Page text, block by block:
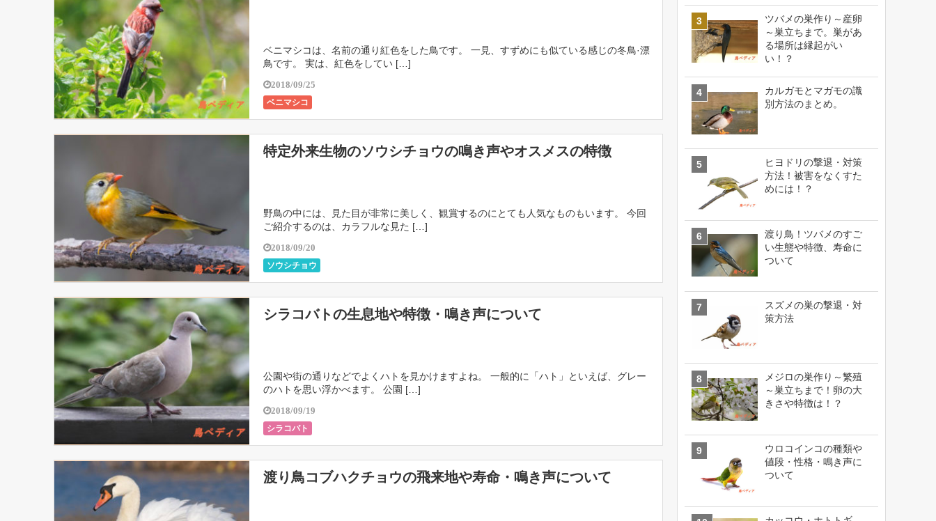
ベニマシコは、名前の通り紅色をした鳥です。 一見、すずめにも似ている感じの冬鳥·漂
鳥です。 実は、紅色をしてい […]
2018/09/25
ベニマシコ
特定外来生物のソウシチョウの鳴き声やオスメスの特徴
野鳥の中には、見た目が非常に美しく、観賞するのにとても人気なものもいます。 今回
ご紹介するのは、カラフルな見た […]
2018/09/20
ソウシチョウ
シラコバトの生息地や特徴・鳴き声について
公園や街の通りなどでよくハトを見かけますよね。 一般的に「ハト」といえば、グレー
のハトを思い浮かべます。 公園 […]
2018/09/19
シラコバト
渡り鳥コブハクチョウの飛来地や寿命・鳴き声について
ツバメの巣作り～産卵
～巣立ちまで。巣があ
る場所は縁起がい
い！？
カルガモとマガモの識
別方法のまとめ。
ヒヨドリの撃退・対策
方法！被害をなくすた
めには！？
渡り鳥！ツバメのすご
い生態や特徴、寿命に
ついて
スズメの巣の撃退・対
策方法
メジロの巣作り～繁殖
～巣立ちまで！卵の大
きさや特徴は！？
ウロコインコの種類や
値段・性格・鳴き声に
ついて